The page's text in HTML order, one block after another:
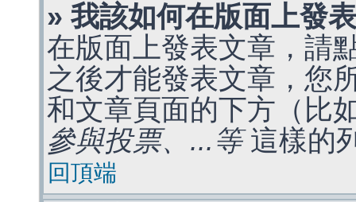
» 我該如何在版面上發
在版面上發表文章，請
之後才能發表文章，您
和文章頁面的下方（比
參與投票、...等這樣的
回頂端